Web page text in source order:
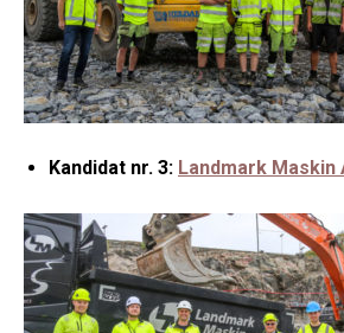
Kandidat nr. 3: Landmark Maskin